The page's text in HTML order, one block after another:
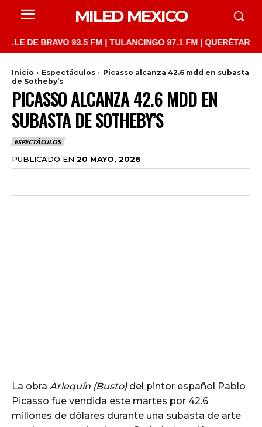
MILED MEXICO
BRAVO 93.5 FM | TULANCINGO 97.1 FM | QUERÉTARO
Inicio Espectáculos
Picasso alcanza 42.6 mdd en subasta
de Sotheby’s
PICASSO ALCANZA 42.6 MDD EN
SUBASTA DE SOTHEBY’S
ESPECTÁCULOS
PUBLICADO EN 20 MAYO, 2026
La obra Arlequín (Busto)del pintor español Pablo
Picasso fue vendida este martes por 42.6
millones de dólares durante una subasta de arte